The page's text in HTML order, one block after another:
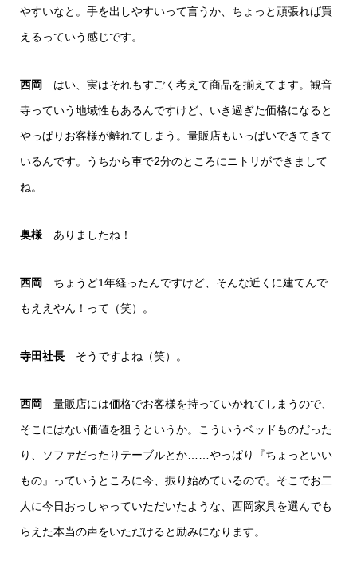
やすいなと。手を出しやすいって言うか、ちょっと頑張れば買
えるっていう感じです。
西岡
はい、実はそれもすごく考えて商品を揃えてます。観音
寺っていう地域性もあるんですけど、いき過ぎた価格になると
やっぱりお客様が離れてしまう。量販店もいっぱいできてきて
いるんです。うちから車で2分のところにニトリができまして
ね。
奥様 ありましたね！
西岡
ちょうど1年経ったんですけど、そんな近くに建てんで
もええやん！って（笑）。
寺田社長 そうですよね（笑）。
西岡
量販店には価格でお客様を持っていかれてしまうので、
そこにはない価値を狙うというか。こういうベッドものだった
り、ソファだったりテーブルとか……やっぱり『ちょっといい
もの』っていうところに今、振り始めているので。そこでお二
人に今日おっしゃっていただいたような、西岡家具を選んでも
らえた本当の声をいただけると励みになります。